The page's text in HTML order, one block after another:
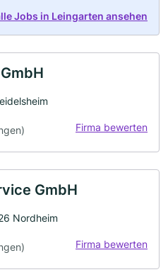
Jobs in Leingarten ansehen
Firma bewerten
GmbH
Nordheim
Firma bewerten